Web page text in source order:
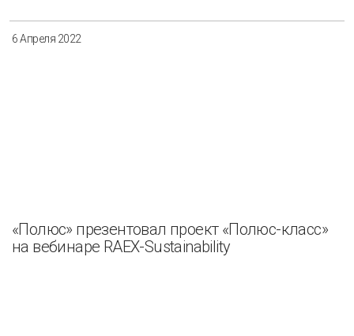
6 Апреля 2022
«Полюс» презентовал проект «Полюс-класс»
на вебинаре RAEX-Sustainability